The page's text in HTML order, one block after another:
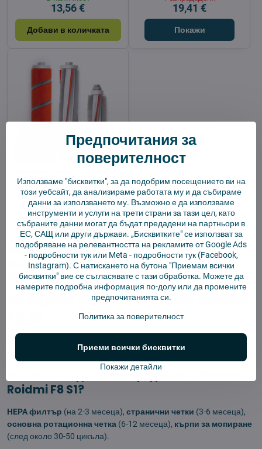
13,56 €
Добави в количката
19,41 €
Покажи
34%
Roidmi F8 3 бр.
Разпродадени
38,93 €
Покажи
Резервни части за Xiaomi Roidmi F8 S1✓ 40% по-евтини ✓
Оригинално качество.
Резервни части за Xiaomi Roidmi
редовна подмяна на консумативи.
Какви части да сменям редовно в Xiaomi
Roidmi F8 S1?
HEPA филтър (на 2-3 месеца), странични четки (3-6 месеца),
основна ротационна четка (6-12 месеца), кърпи за мопиране
(след около 30-50 цикъла).
Предпочитания за
поверителност
Използваме "бисквитки", за да подобрим посещението ви на
този уебсайт, да анализираме работата му и да събираме
данни за използването му. Възможно е да използваме
инструменти и услуги на трети страни за тази цел, като
събраните данни могат да бъдат предадени на партньори в
ЕС, САЩ или други държави. „Бисквитките" се използват за
подобряване на релевантността на рекламите от Google Ads
- подробности тукили Meta - подробности тук(Facebook,
Instagram). С натискането на бутона "Приемам всички
бисквитки" вие се съгласявате с тази обработка. Можете да
намерите подробна информация по-долу или да промените
предпочитанията си.
Политика за поверителност
Покажи детайли
Приеми всички бисквитки